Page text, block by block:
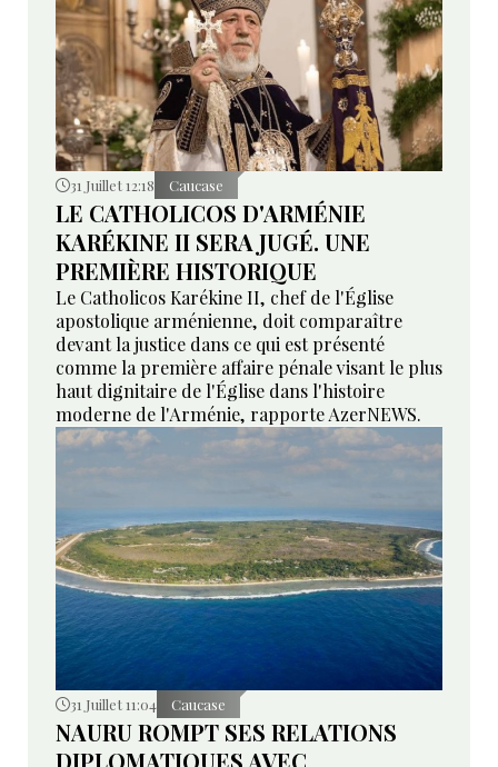
31 Juillet 12:18 Caucase
LE CATHOLICOS D'ARMÉNIE
KARÉKINE II SERA JUGÉ. UNE
PREMIÈRE HISTORIQUE
Le Catholicos Karékine II, chef de l'Église
apostolique arménienne, doit comparaître
devant la justice dans ce qui est présenté
comme la première affaire pénale visant le plus
haut dignitaire de l'Église dans l'histoire
moderne de l'Arménie, rapporte AzerNEWS.
31 Juillet 11:04 Caucase
NAURU ROMPT SES RELATIONS
DIPLOMATIQUES AVEC